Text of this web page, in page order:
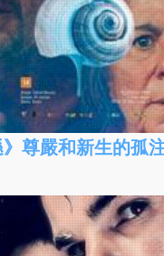
》尊嚴和新生的孤